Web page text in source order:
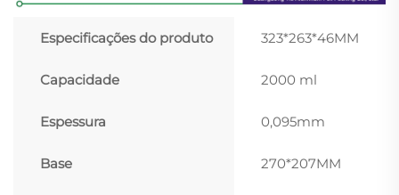
Especificações do produto 323*263*46MM
Capacidade 2000 ml
Espessura 0,095mm
Base 270*207MM